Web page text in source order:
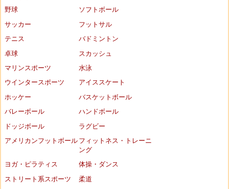
野球
ソフトボール
サッカー
フットサル
テニス
バドミントン
卓球
スカッシュ
マリンスポーツ
水泳
ウインタースポーツ
アイススケート
ホッケー
バスケットボール
バレーボール
ハンドボール
ドッジボール
ラグビー
アメリカンフットボール フィットネス・トレーニ
ング
ヨガ・ピラティス
体操・ダンス
ストリート系スポーツ
柔道